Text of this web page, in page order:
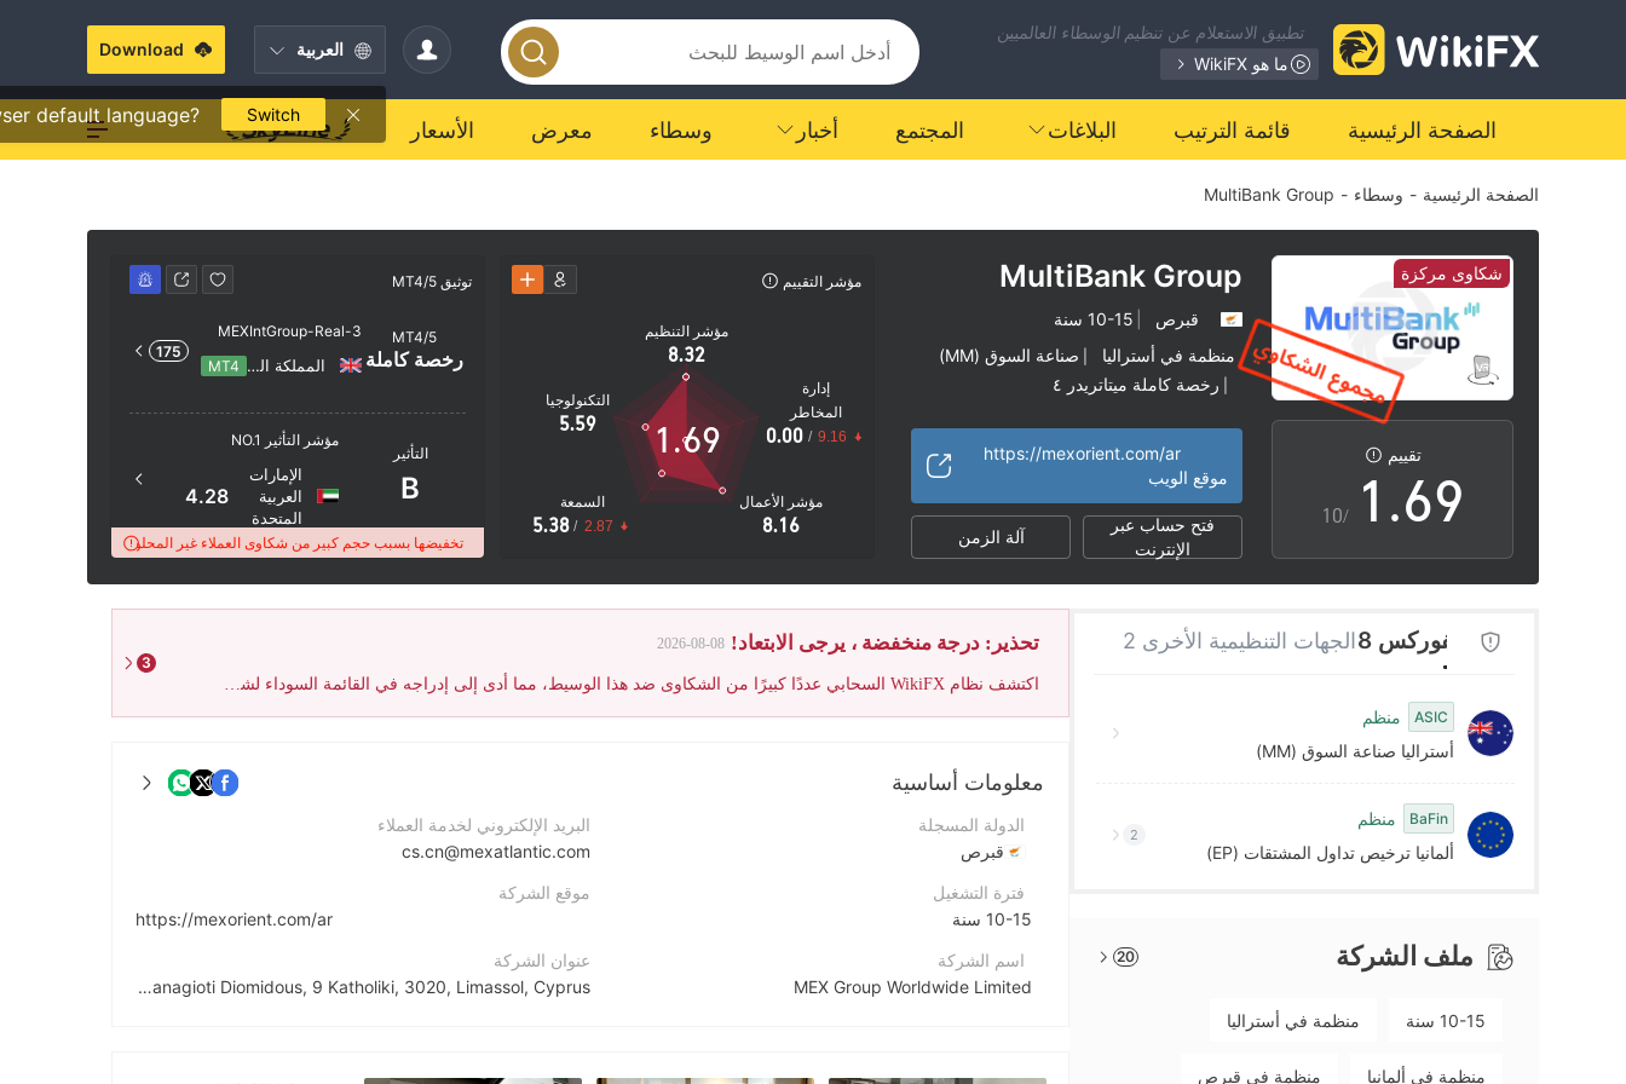
تطبيق الاستعلام عن تنظيم الوسطاء العالميين
ما هو WikiFX
العربية
default language? Switch
Download
الصفحة الرئيسية قائمة الترتيب البلاغات المجتمع أخبار وسطاء معرض الأسعار
الصفحة الرئيسية - وسطاء -
MultiBank Group
شكاوى مركزة
تقييم0
1
2
3
4
5
6
8
9
.
0
1
2
3
4
5
6
7
8
9
3
4
5
6
7
8
9
/10
MultiBank Group
قبرص
10-15 سنة
منظمة في أستراليا
صناعة السوق (MM)
رخصة كاملة ميتاتريدر ٤
رقابة خارجية
https://mexorient.com/ar
موقع الويب
فتح حساب عبر
الإنترنت
آلة الزمن
مؤشر التقييم
مؤشر التنظيم
8.32
التكنولوجيا
5.59
السمعة
5.38 / 2.87
مؤشر الأعمال
8.16
إدارة
المخاطر
0.00 / 9.16
1.69
توثيق MT4/5
MT4/5
رخصة كاملة
MEXIntGroup-Real-3
المملكة المتحدة MT4
175
التأثير
B
مؤشر التأثير NO.1
الإمارات
العربية
المتحدة
4.28
درجة WikiFX للوسيط تم تخفيضها بسبب حجم كبير من شكاوى العملاء غير المحلولة.
هيئة تنظيم الفوركس 8 الجهات التنظيمية الأخرى 2
ASIC
منظم
أستراليا صناعة السوق (MM)
BaFin
منظم
ألمانيا ترخيص تداول المشتقات (EP)
2
ملف الشركة 20
10-15 سنة منظمة في أستراليا
منظمة في ألمانيا منظمة في قبرص
تحذير: درجة منخفضة ، يرجى الابتعاد! 2026-08-08
اكتشف نظام WikiFX السحابي عددًا كبيرًا من الشكاوى ضد هذا الوسيط، مما أدى إلى إدراجه في القائمة السوداء لشكاوى WikiFX. يرجى الانتباه إلى ارتفاع مستوى المخاطر.
3
معلومات أساسية
الدولة المسجلة
قبرص
فترة التشغيل
10-15 سنة
اسم الشركة
MEX Group Worldwide Limited
البريد الإلكتروني لخدمة العملاء
cs.cn@mexatlantic.com
موقع الشركة
https://mexorient.com/ar
عنوان الشركة
Aiolou & Panagioti Diomidous, 9 Katholiki, 3020, Limassol, Cyprus